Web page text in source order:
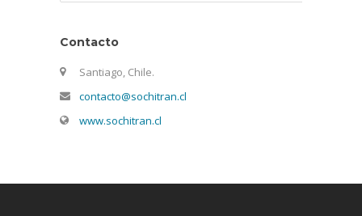
Contacto
Santiago, Chile.
contacto@sochitran.cl
www.sochitran.cl